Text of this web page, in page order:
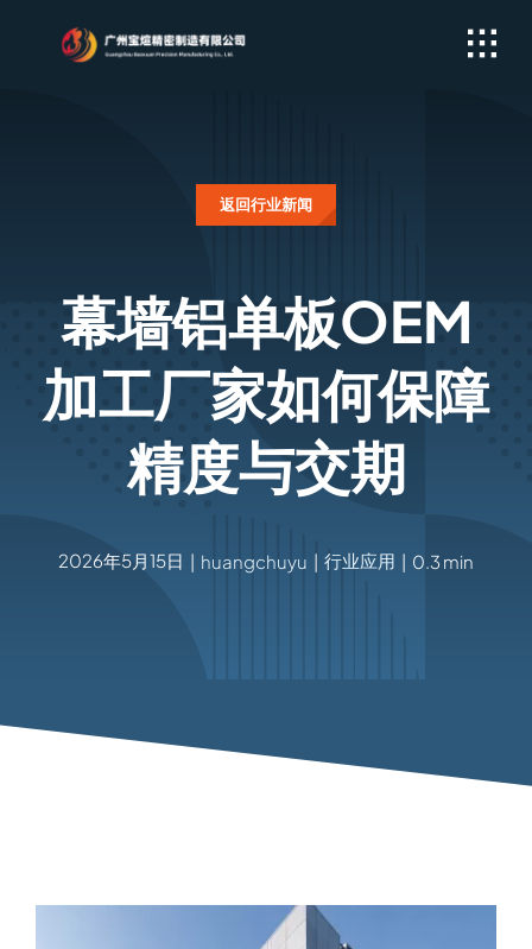
返回行业新闻
幕墙铝单板OEM
加工厂家如何保障
精度与交期
2026年5月15日 | huangchuyu | 行业应用 | 0.3 min